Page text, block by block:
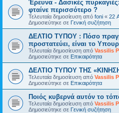
Έρευνα - Δασικές πυρκαγιές:
φταίνε περισσότερο ?
Τελευταία δημοσίευση από foni « 22
Δημοσιεύτηκε σε Γενική συζήτηση
ΔΕΛΤΙΟ ΤΥΠΟΥ : Πόσο
προστατεύει, είναι το
Τελευταία δημοσίευση από Vassilis
Δημοσιεύτηκε σε Επικαιρότητα
ΔΕΛΤΙΟ ΤΥΠΟΥ ΤΗΣ
Τελευταία δημοσίευση από Vassilis
Δημοσιεύτηκε σε Επικαιρότητα
Ποιός κυβερνά αυτόν το
Τελευταία δημοσίευση από Vassilis
Δημοσιεύτηκε σε Γενική συζήτηση